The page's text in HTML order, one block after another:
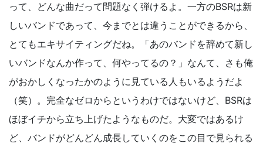
って、どんな曲だって問題なく弾けるよ。一方のBSRは新
しいバンドであって、今までとは違うことができるから、
とてもエキサイティングだね。「あのバンドを辞めて新し
いバンドなんか作って、何やってるの？」なんて、さも俺
がおかしくなったかのように見ている人もいるようだよ
（笑）。完全なゼロからというわけではないけど、BSRは
ほぼイチから立ち上げたようなものだ。大変ではあるけ
ど、バンドがどんどん成長していくのをこの目で見られる